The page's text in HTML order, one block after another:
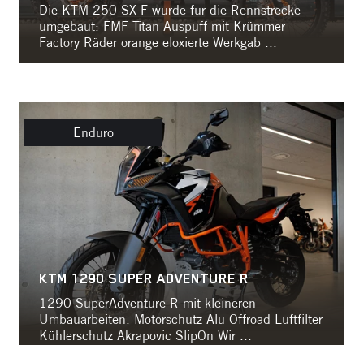
Die KTM 250 SX-F wurde für die Rennstrecke
umgebaut: FMF Titan Auspuff mit Krümmer
Factory Räder orange eloxierte Werkgab ...
Enduro
KTM 1290 SUPER ADVENTURE R
1290 SuperAdventure R mit kleineren
Umbauarbeiten. Motorschutz Alu Offroad Luftfilter
Kühlerschutz Akrapovic SlipOn Wir ...